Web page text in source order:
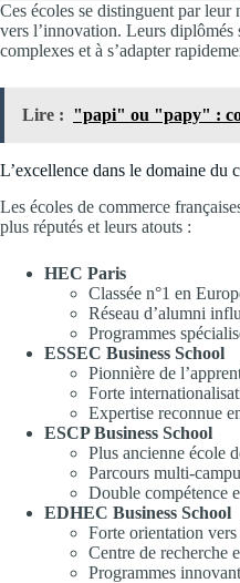
Ces écoles se distinguent par
vers l’innovation. Leurs diplômés
complexes et à s’adapter
Lire : "papi" ou "papy" :
L’excellence dans le domaine du
Les écoles de commerce
plus réputés et leurs atouts :
HEC Paris
Classée n°1 en
Réseau d’alumni
Programmes
ESSEC Business School
Pionnière de
Forte
Expertise reconnue
ESCP Business School
Plus ancienne école
Parcours multi-
Double compétence
EDHEC Business School
Forte orientation
Centre de recherche
Programmes